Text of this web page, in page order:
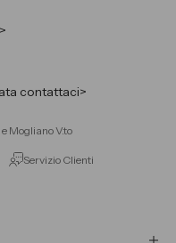
contattaci>
Mogliano V.to
Servizio Clienti